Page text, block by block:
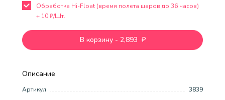
Описание
Артикул
3839
Обработка Hi-Float (время полета шаров до 36 часов)
+ 10₽/Шт.
В корзину - 2,893 ₽